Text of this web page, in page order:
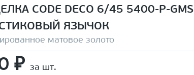
CODE DECO 6/45 5400-P-GMS
ЯЗЫЧОК
матовое золото
₽ за шт.